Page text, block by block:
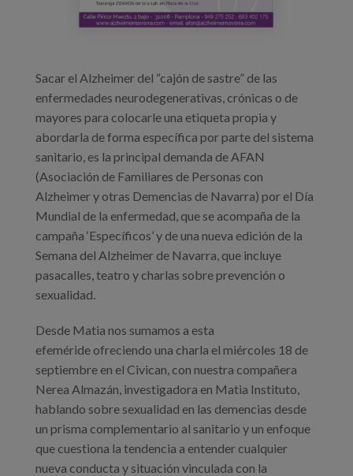
Sacar el Alzheimer del “cajón de sastre” de las
enfermedades neurodegenerativas, crónicas o de
mayores para colocarle una etiqueta propia y
abordarla de forma específica por parte del sistema
sanitario, es la principal demanda de AFAN
(Asociación de Familiares de Personas con
Alzheimer y otras Demencias de Navarra) por el Día
Mundial de la enfermedad, que se acompaña de la
campaña ‘Específicos’ y de una nueva edición de la
Semana del Alzheimer de Navarra, que incluye
pasacalles, teatro y charlas sobre prevención o
sexualidad.
Desde Matia nos sumamos a esta
efeméride ofreciendo una charla el miércoles 18 de
septiembre en el Civican, con nuestra compañera
Nerea Almazán, investigadora en Matia Instituto,
hablando sobre sexualidad en las demencias desde
un prisma complementario al sanitario y un enfoque
que cuestiona la tendencia a entender cualquier
nueva conducta y situación vinculada con la